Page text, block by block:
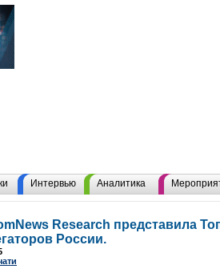
Интервью Аналитика
Research представила
России.